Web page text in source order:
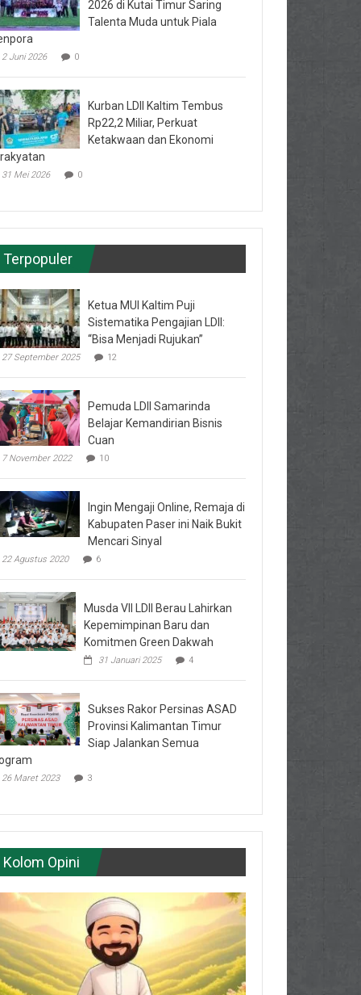
2026 di Kutai Timur Saring
Talenta Muda untuk Piala
2 Juni 2026 0
Kurban LDII Kaltim Tembus
Rp22,2 Miliar, Perkuat
Ketakwaan dan Ekonomi
31 Mei 2026 0
Terpopuler
Ketua MUI Kaltim Puji
Sistematika Pengajian LDII:
“Bisa Menjadi Rujukan”
27 September 2025 12
Pemuda LDII Samarinda
Belajar Kemandirian Bisnis
Cuan
7 November 2022 10
Ingin Mengaji Online, Remaja di
Kabupaten Paser ini Naik Bukit
Mencari Sinyal
22 Agustus 2020 6
Musda VII LDII Berau Lahirkan
Kepemimpinan Baru dan
Komitmen Green Dakwah
31 Januari 2025 4
Sukses Rakor Persinas ASAD
Provinsi Kalimantan Timur
Siap Jalankan Semua
26 Maret 2023 3
Kolom Opini